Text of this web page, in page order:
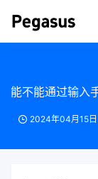
能不能通过输入
2024年04月15日